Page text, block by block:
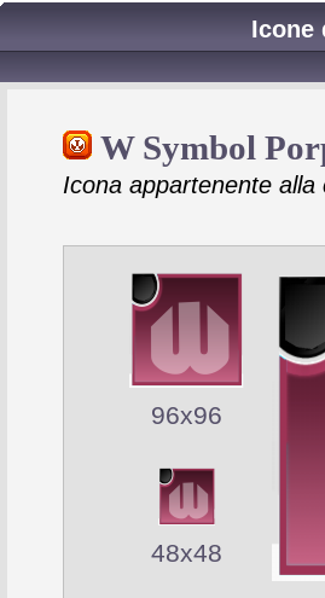
Icone
W Symbol
Icona appartenente alla
96x96
48x48